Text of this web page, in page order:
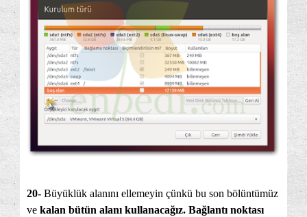
20- Büyüklük alanını ellemeyin çünkü bu son bölüntümüz
ve kalan bütün alanı kullanacağız. Bağlantı noktası